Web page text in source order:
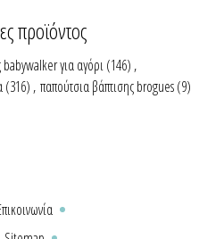
προϊόντος
για αγόρι(146) ,
(316) , παπούτσια βάπτισης brogues (9)